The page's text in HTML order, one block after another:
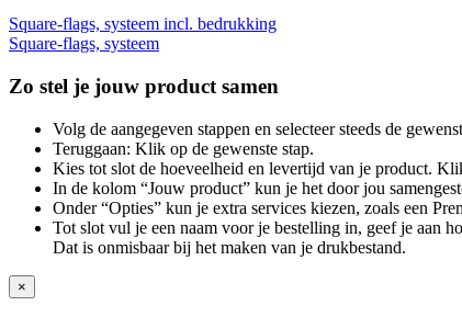
Square-flags, systeem incl. bedrukking
Square-flags, systeem
Zo stel je jouw product samen
Volg de aangegeven stappen en selecteer steeds de
Teruggaan: Klik op de gewenste stap.
Kies tot slot de hoeveelheid en levertijd van je product.
In de kolom “Jouw product” kun je het door jou
Onder “Opties” kun je extra services kiezen, zoals een
Tot slot vul je een naam voor je bestelling in, geef je aan
Dat is onmisbaar bij het maken van je drukbestand.
×